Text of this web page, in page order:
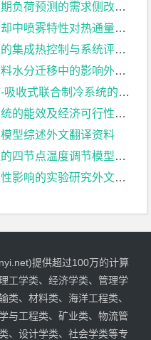
侧改进——一个超市用例外文翻译资料
对热通量的影响外文翻译资料
控制与系统评估外文翻译资料
迁移中的影响外文翻译资料
统的冷却性能和节能性外文翻译资料
济可行性的分析外文翻译资料
型综述外文翻译资料
温度调节模型外文翻译资料
的实验研究外文翻译资料
提供超过100万的计算
工学类、经济学类、管理学
类、材料类、海洋工程类、
与工程类、矿业类、物流管
、设计学类、社会学类等专